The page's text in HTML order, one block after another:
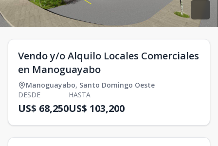
Vendo y/o Alquilo Locales Comerciales
en Manoguayabo
Manoguayabo, Santo Domingo Oeste
DESDE
US$ 68,250
HASTA
US$ 103,200